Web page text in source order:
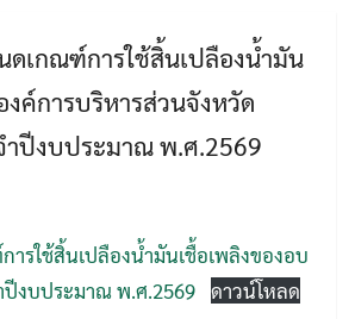
ดเกณฑ์การใช้สิ้นเปลืองน้ำมัน
งค์การบริหารส่วนจังหวัด
ำปีงบประมาณ พ.ศ.2569
ารใช้สิ้นเปลืองน้ำมันเชื้อเพลิงของอบ
ปีงบประมาณ พ.ศ.2569 ดาวน์โหลด